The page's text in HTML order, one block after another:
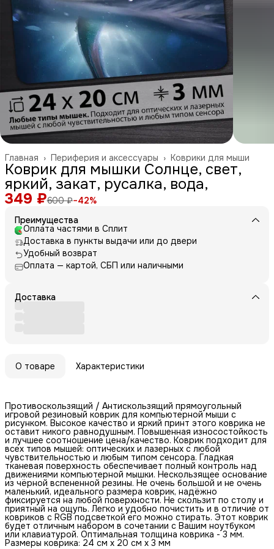
Коврики для мыши
Периферия и аксессуары ›
Главная ›
Коврик для мышки Солнце, свет,
яркий, закат, русалка, вода,
349 ₽600 ₽−42%
Преимущества
Оплата частями в Сплит
Доставка в пункты выдачи или до двери
Удобный возврат
Оплата — картой, СБП или наличными
Доставка
О товаре Характеристики
Противоскользящий / Антискользящий прямоугольный
игровой резиновый коврик для компьютерной мыши с
рисунком. Высокое качество и яркий принт этого коврика не
оставит никого равнодушным. Повышенная износостойкость
и лучшее соотношение цена/качество. Коврик подходит для
всех типов мышей: оптических и лазерных с любой
чувствительностью и любым типом сенсора. Гладкая
тканевая поверхность обеспечивает полный контроль над
движениями компьютерной мышки. Нескользящее основание
из чёрной вспененной резины. Не очень большой и не очень
маленький, идеального размера коврик, надёжно
фиксируется на любой поверхности. Не скользит по столу и
приятный на ощупь. Легко и удобно почистить и в отличие от
ковриков с RGB подсветкой его можно стирать. Этот коврик
будет отличным набором в сочетании с Вашим ноутбуком
или клавиатурой. Оптимальная толщина коврика - 3 мм.
Размеры коврика: 24 см x 20 см x 3 мм